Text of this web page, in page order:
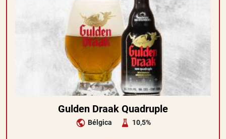
Gulden Draak Quadruple
Bélgica 10,5%